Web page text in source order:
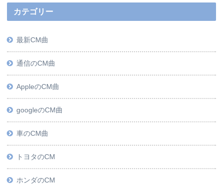
カテゴリー
最新CM曲
通信のCM曲
AppleのCM曲
googleのCM曲
車のCM曲
トヨタのCM
ホンダのCM